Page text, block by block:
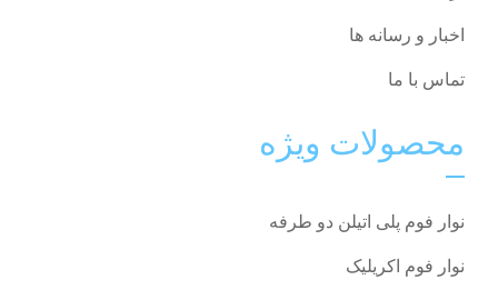
اخبار و رسانه ها
تماس با ما
محصولات ویژه
نوار فوم پلی اتیلن دو طرفه
نوار فوم اکریلیک